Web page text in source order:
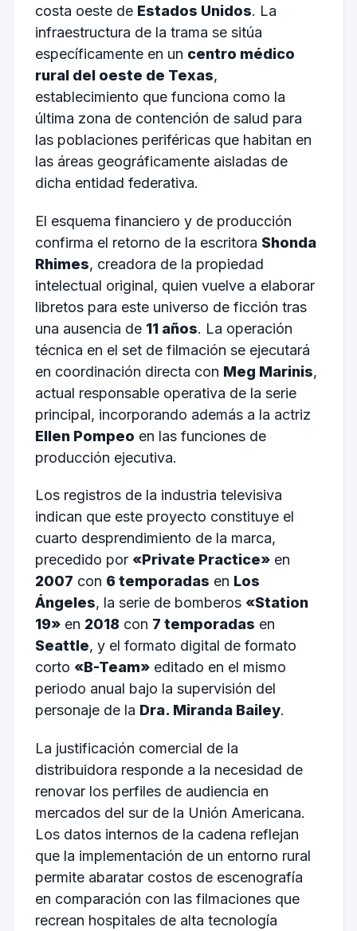
costa oeste de Estados Unidos. La
infraestructura de la trama se sitúa
específicamente en un centro médico
rural del oeste de Texas,
establecimiento que funciona como la
última zona de contención de salud para
las poblaciones periféricas que habitan en
las áreas geográficamente aisladas de
dicha entidad federativa.
El esquema financiero y de producción
confirma el retorno de la escritora Shonda
Rhimes, creadora de la propiedad
intelectual original, quien vuelve a elaborar
libretos para este universo de ficción tras
una ausencia de 11 años. La operación
técnica en el set de filmación se ejecutará
en coordinación directa con Meg Marinis,
actual responsable operativa de la serie
principal, incorporando además a la actriz
Ellen Pompeo en las funciones de
producción ejecutiva.
Los registros de la industria televisiva
indican que este proyecto constituye el
cuarto desprendimiento de la marca,
precedido por «Private Practice»en
2007 con 6 temporadas en Los
Ángeles, la serie de bomberos «Station
19»en 2018 con 7 temporadas en
Seattle, y el formato digital de formato
corto «B-Team»editado en el mismo
periodo anual bajo la supervisión del
personaje de la Dra. Miranda Bailey.
La justificación comercial de la
distribuidora responde a la necesidad de
renovar los perfiles de audiencia en
mercados del sur de la Unión Americana.
Los datos internos de la cadena reflejan
que la implementación de un entorno rural
permite abaratar costos de escenografía
en comparación con las filmaciones que
recrean hospitales de alta tecnología